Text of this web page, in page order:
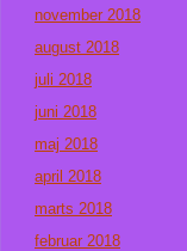
november 2018
august 2018
juli 2018
juni 2018
maj 2018
april 2018
marts 2018
februar 2018